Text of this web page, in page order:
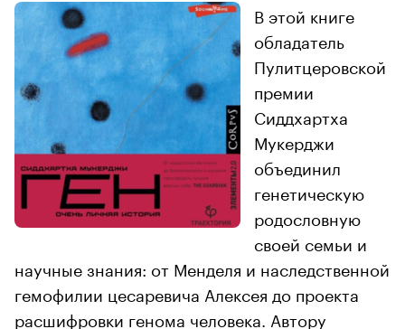
В этой книге
обладатель
Пулитцеровской
премии
Сиддхартха
Мукерджи
объединил
генетическую
родословную
своей семьи и
научные знания: от Менделя и наследственной
гемофилии цесаревича Алексея до проекта
расшифровки генома человека. Автору